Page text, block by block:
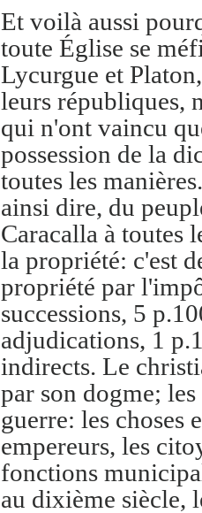
Et voilà aussi
toute Église se
Lycurgue et
leurs républiques,
qui n'ont vaincu
possession de la
toutes les
ainsi dire, du
Caracalla à toutes
la propriété: c'est
propriété par
successions, 5
adjudications, 1
indirects. Le
par son dogme;
guerre: les choses
empereurs, les
fonctions
au dixième siècle,